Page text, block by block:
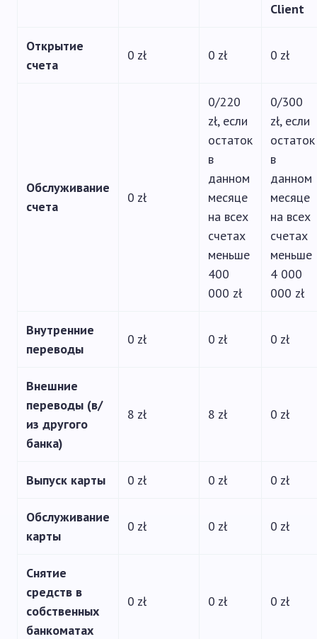
Client
Открытие
счета
0 zł 0 zł 0 zł
Обслуживание
счета
0 zł
0/220
zł, если
остаток
в
данном
месяце
на всех
счетах
меньше
400
000 zł
0/300
zł, если
остаток
в
данном
месяце
на всех
счетах
меньше
4 000
000 zł
Внутренние
переводы
0 zł 0 zł 0 zł
Внешние
переводы (в/
из другого
банка)
8 zł 8 zł 0 zł
Выпуск карты 0 zł 0 zł 0 zł
Обслуживание
карты
0 zł 0 zł 0 zł
Снятие
средств в
собственных
банкоматах
0 zł 0 zł 0 zł